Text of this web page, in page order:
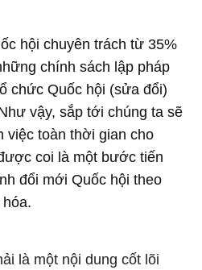
hội chuyên trách từ 35%
chính sách lập pháp
chức Quốc hội (sửa đổi)
vậy, sắp tới chúng ta sẽ
việc toàn thời gian cho
coi là một bước tiến
đổi mới Quốc hội theo
là một nội dung cốt lõi